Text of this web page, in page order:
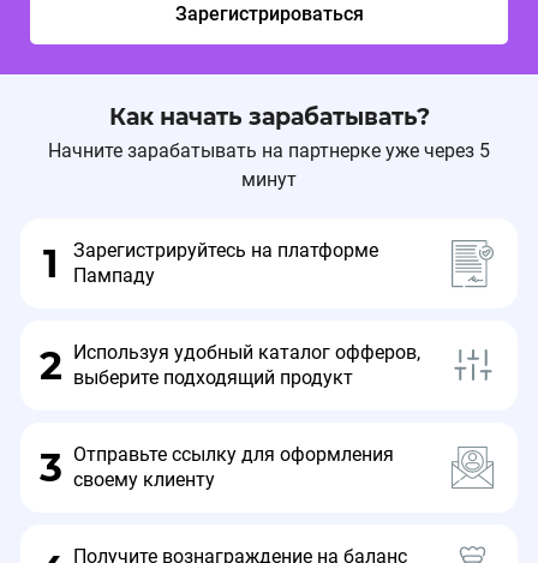
Зарегистрироваться
Как начать зарабатывать?
Начните зарабатывать на партнерке уже через 5
минут
1
Зарегистрируйтесь на платформе
Пампаду
2
Используя удобный каталог офферов,
выберите подходящий продукт
3 Отправьте ссылку для оформления
своему клиенту
Получите вознаграждение на баланс